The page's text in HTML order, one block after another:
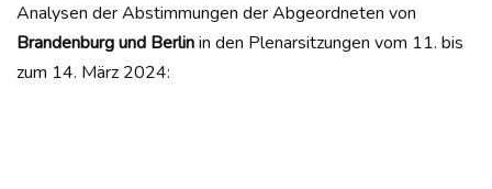
Analysen der Abstimmungen der Abgeordneten von
Brandenburg und Berlinin den Plenarsitzungen vom 11. bis
zum 14. März 2024: